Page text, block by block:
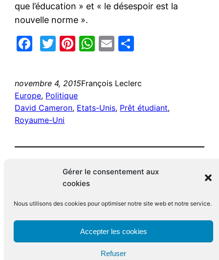
Gérer le consentement aux
cookies
Nous utilisons des cookies pour optimiser notre site web et notre service.
Accepter les cookies
Refuser
que l’éducation » et « le désespoir est la
nouvelle norme ».
Facebook
Twitter
Pinterest
WhatsApp
Email
novembre 4, 2015François Leclerc
Europe, Politique
David Cameron, Etats-Unis, Prêt étudiant
Royaume-Uni
Le blog de François Leclerc